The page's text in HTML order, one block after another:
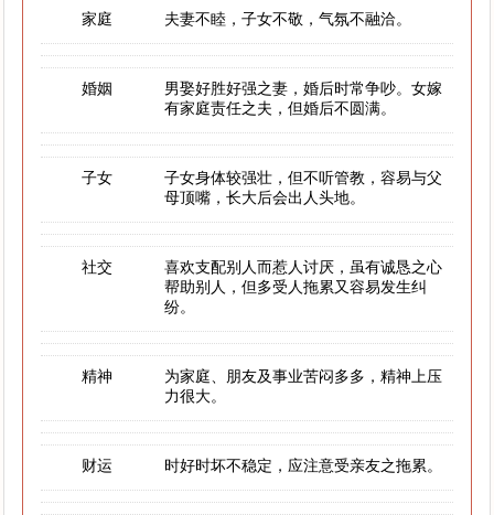
家庭 夫妻不睦，子女不敬，气氛不融洽。
婚姻
男娶好胜好强之妻，婚后时常争吵。女嫁
有家庭责任之夫，但婚后不圆满。
子女
子女身体较强壮，但不听管教，容易与父
母顶嘴，长大后会出人头地。
社交
喜欢支配别人而惹人讨厌，虽有诚恳之心
帮助别人，但多受人拖累又容易发生纠
纷。
精神
为家庭、朋友及事业苦闷多多，精神上压
力很大。
财运 时好时坏不稳定，应注意受亲友之拖累。